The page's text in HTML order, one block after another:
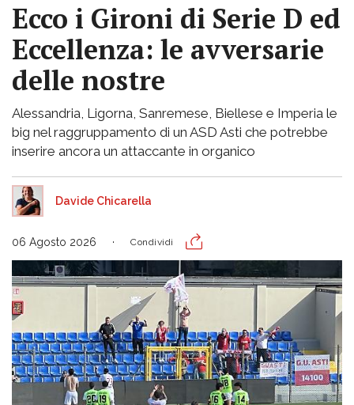
Ecco i Gironi di Serie D ed
Eccellenza: le avversarie
delle nostre
Alessandria, Ligorna, Sanremese, Biellese e Imperia le
big nel raggruppamento di un ASD Asti che potrebbe
inserire ancora un attaccante in organico
Davide Chicarella
06 Agosto 2026 Condividi